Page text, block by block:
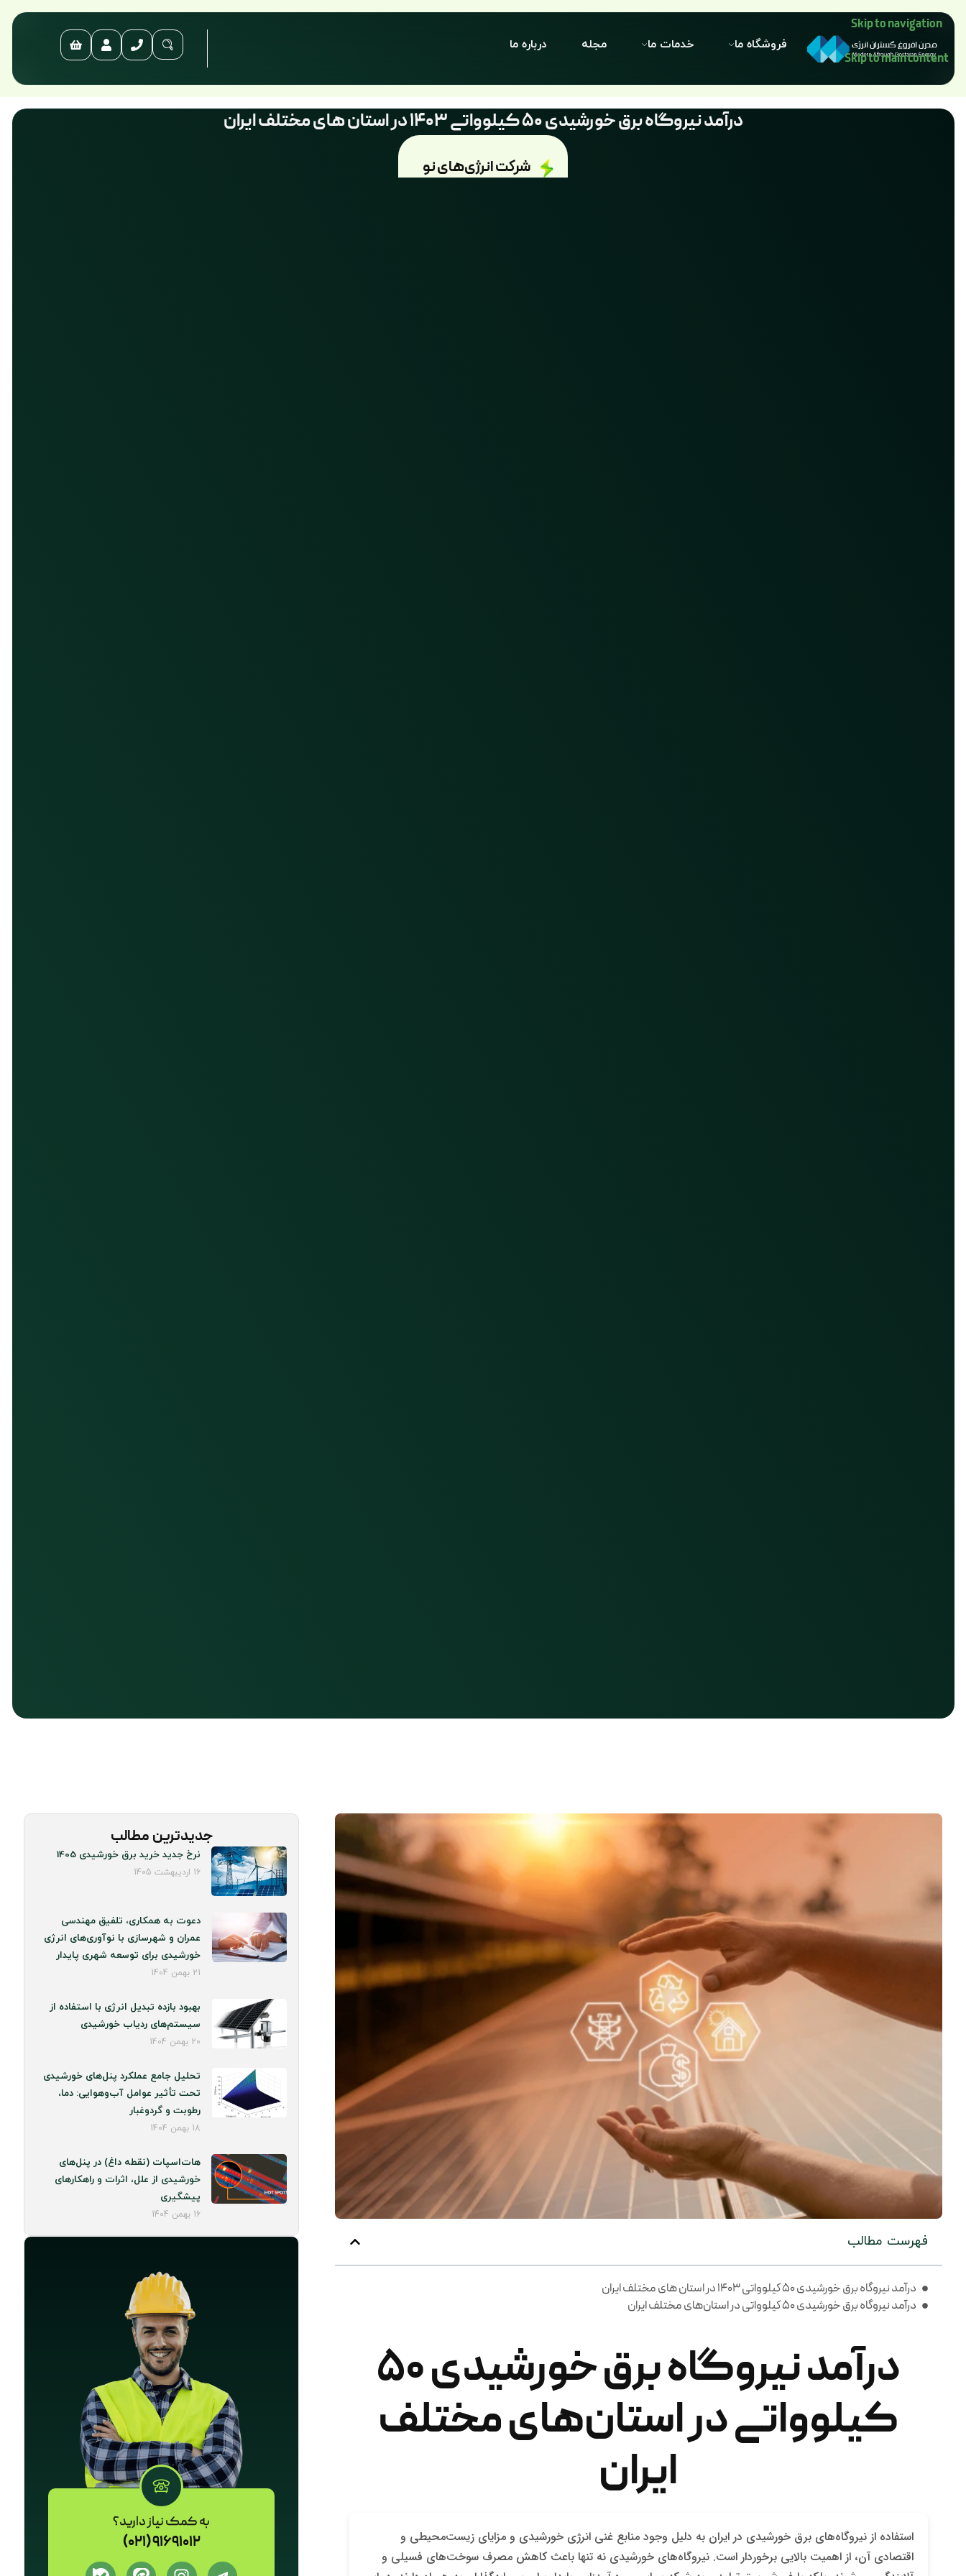
Skip to navigation
Skip to main content
فروشگاه ما خدمات ما مجله درباره ما
درآمد نیروگاه برق خورشیدی 50 کیلوواتی 1403 در استان های مختلف ایران
شرکت انرژی‌های نو
فهرست مطالب
درآمد نیروگاه برق خورشیدی 50 کیلوواتی 1403 در استان های مختلف ایران
درآمد نیروگاه برق خورشیدی ۵۰ کیلوواتی در استان‌های مختلف ایران
درآمد نیروگاه برق خورشیدی ۵۰
کیلوواتی در استان‌های مختلف
ایران
استفاده از نیروگاه‌های برق خورشیدی در ایران به دلیل وجود منابع غنی انرژی خورشیدی و مزایای زیست‌محیطی و
اقتصادی آن، از اهمیت بالایی برخوردار است. نیروگاه‌های خورشیدی نه تنها باعث کاهش مصرف سوخت‌های فسیلی و
جدیدترین مطالب
نرخ جدید خرید برق خورشیدی 1405
16 اردیبهشت 1405
دعوت به همکاری، تلفیق مهندسی
عمران و شهرسازی با نوآوری‌های انرژی
خورشیدی برای توسعه شهری پایدار
21 بهمن 1404
بهبود بازده تبدیل انرژی با استفاده از
سیستم‌های ردیاب خورشیدی
20 بهمن 1404
تحلیل جامع عملکرد پنل‌های خورشیدی
تحت تأثیر عوامل آب‌وهوایی: دما،
رطوبت و گردوغبار
18 بهمن 1404
هات‌اسپات (نقطه داغ) در پنل‌های
خورشیدی از علل، اثرات و راهکارهای
پیشگیری
16 بهمن 1404
به کمک نیاز دارید؟
91691012 (021)